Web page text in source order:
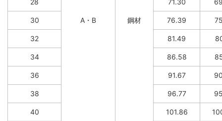
A・B 鋼材
30 76.39
32 81.49
34 86.58
36 91.67
38 96.77
40 101.86